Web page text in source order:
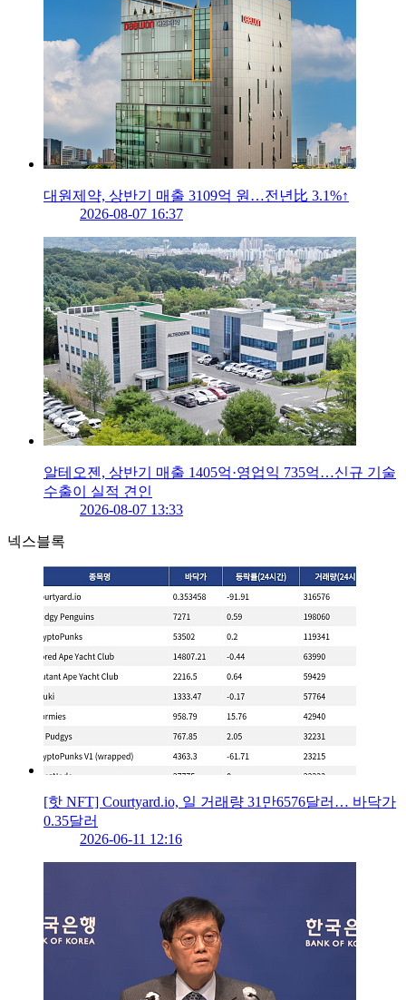
대원제약, 상반기 매출 3109억 원…전년比 3.1%↑
2026-08-07 16:37
알테오젠, 상반기 매출 1405억·영업익 735억…신규 기술
수출이 실적 견인
2026-08-07 13:33
넥스블록
[핫 NFT] Courtyard.io, 일 거래량 31만6576달러… 바닥가
0.35달러
2026-06-11 12:16